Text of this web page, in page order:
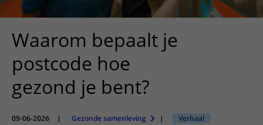
Onderzoeken en diagnostiek
Bloedprikken
Bezoektijden
Wijzigen patiëntgegevens
Mijn UMC Utrecht patiëntportaal
Faciliteiten en voorzieningen
Bezoekregels
Route naar het ziekenhuis
Parkeren
Wegwijs in het ziekenhuis
Contact met polikliniek
Contact met verpleegafdeling
Het Wilhelmina Kinderziekenhuis
Teleconsult aanvragen
Diagnostiek aanvragen
Zorgverlenersportaal
Research
Onderwijs
Werken bij het UMC Utrecht
Waarom bepaalt je
postcode hoe
gezond je bent?
09-06-2026 | Gezonde samenleving | Verhaal